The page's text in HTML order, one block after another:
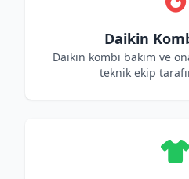
Daikin
Daikin kombi bakım ve
teknik ekip